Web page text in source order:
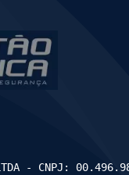
- CNPJ: